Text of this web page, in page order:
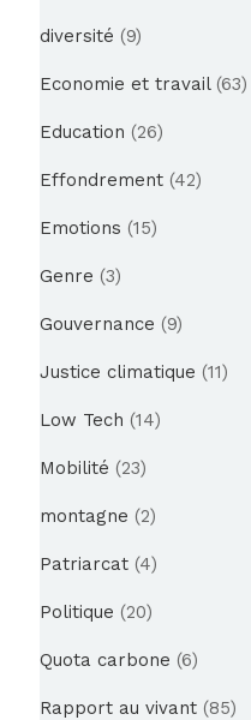
diversité (9)
Economie et travail(63)
Education (26)
Effondrement (42)
Emotions (15)
Genre (3)
Gouvernance (9)
Justice climatique (11)
Low Tech (14)
Mobilité (23)
montagne (2)
Patriarcat (4)
Politique (20)
Quota carbone (6)
Rapport au vivant (85)